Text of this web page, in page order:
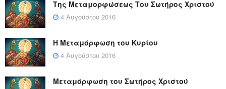
Της Μεταμορφώσεως Του Σωτήρος Χριστού
4 Αυγούστου 2016
Η Μεταμόρφωση του Κυρίου
4 Αυγούστου 2016
Μεταμόρφωση του Σωτήρος Χριστού